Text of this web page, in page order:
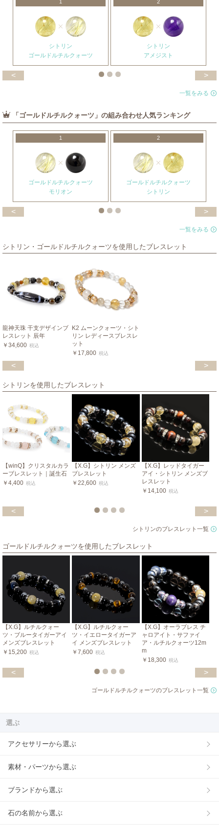
1
シトリン
ゴールドルチルクォーツ
2
シトリン
アメジスト
< >
一覧をみる
「ゴールドルチルクォーツ」の組み合わせ人気ランキング
1
ゴールドルチルクォーツ
モリオン
2
ゴールドルチルクォーツ
シトリン
< >
一覧をみる
シトリン・ゴールドルチルクォーツを使用したブレスレット
龍神天珠 干支デザインブ
レスレット 辰年
￥34,600 税込
K2 ムーンクォーツ・シト
リン レディースブレスレ
ット
￥17,800 税込
< >
シトリンを使用したブレスレット
【winQ】クリスタルカラ
ーブレスレット｜誕生石
￥4,400 税込
【X.G】シトリン メンズ
ブレスレット
￥22,600 税込
【X.G】レッドタイガー
アイ・シトリン メンズブ
レスレット
￥14,100 税込
< >
シトリンのブレスレット一覧
ゴールドルチルクォーツを使用したブレスレット
【X.G】ルチルクォー
ツ・ブルータイガーアイ
メンズブレスレット
￥15,200 税込
【X.G】ルチルクォー
ツ・イエロータイガーア
イ メンズブレスレット
￥7,600 税込
【X.G】オーラブレス チ
ャロアイト・サファイ
ア・ルチルクォーツ12m
m
￥18,300 税込
< >
ゴールドルチルクォーツのブレスレット一覧
選ぶ
アクセサリーから選ぶ
素材・パーツから選ぶ
ブランドから選ぶ
石の名前から選ぶ